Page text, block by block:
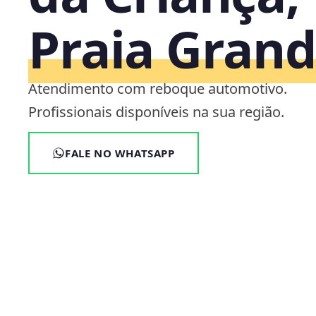
Praia
Atendimento com reboque automotivo.
Profissionais disponíveis na sua região.
FALE NO WHATSAPP